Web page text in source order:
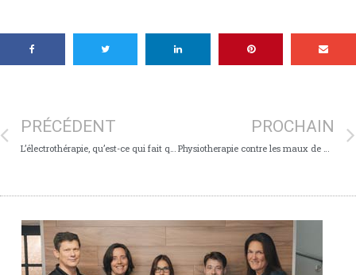
PRÉCÉDENT
L’électrothérapie, qu’est-ce qui fait quoi?
PROCHAIN
Physiotherapie contre les maux de dos